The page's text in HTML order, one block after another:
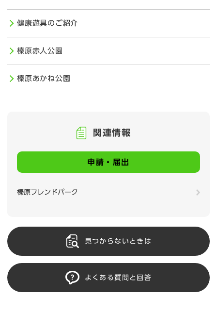
健康遊具のご紹介
榛原赤人公園
榛原あかね公園
関連情報
申請・届出
榛原フレンドパーク
見つからないときは
よくある質問と回答